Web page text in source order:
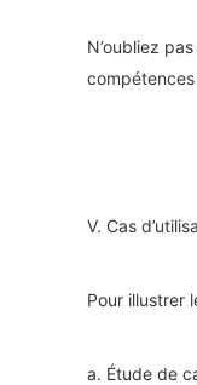
N’oubliez
V. Cas
Pour illustrer
a. Étude de